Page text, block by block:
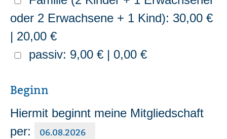
oder 2 Erwachsene + 1 Kind): 30,00 €
| 20,00 €
passiv: 9,00 € | 0,00 €
Beginn
Hiermit beginnt meine Mitgliedschaft
per: